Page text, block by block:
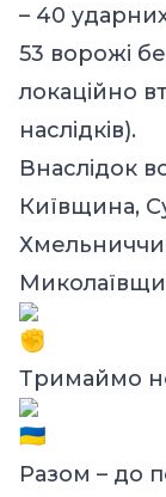
– 40
53 ворожі
локаційно
наслідків).
Внаслідок
Київщина,
Тримаймо
Разом – до